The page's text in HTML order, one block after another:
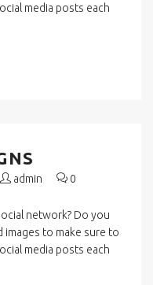
media posts each
admin 0
network? Do you
to make sure to
media posts each